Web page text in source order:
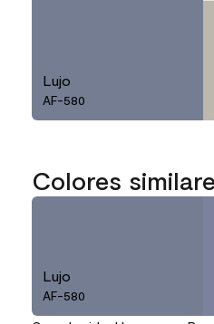
Lujo
AF-580
Colores
Lujo
AF-580